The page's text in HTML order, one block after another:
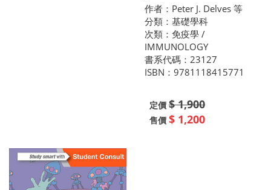
作者：Peter J. Delves 等
分類：基礎學科
次類：免疫學 /
IMMUNOLOGY
書系代碼：23127
ISBN：9781118415771
定價 $ 1,900
售價 $ 1,200